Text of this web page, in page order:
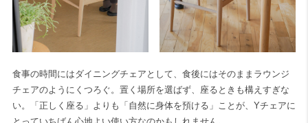
食事の時間にはダイニングチェアとして、食後にはそのままラウンジ
チェアのようにくつろぐ。置く場所を選ばず、座るときも構えすぎな
い。「正しく座る」よりも「自然に身体を預ける」ことが、Yチェアに